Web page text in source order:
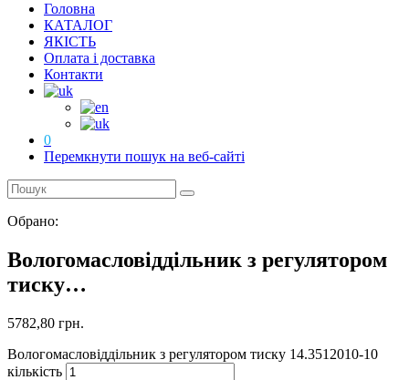
Головна
КАТАЛОГ
ЯКІСТЬ
Оплата і доставка
Контакти
0
Перемкнути пошук на веб-сайті
Обрано:
Вологомасловіддільник з регулятором
тиску…
5782,80 грн.
Вологомасловіддільник з регулятором тиску 14.3512010-10
кількість